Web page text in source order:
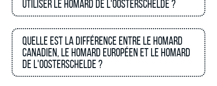
utiliser le homard de l'Oosterschelde ?
Quelle est la différence entre le homard
canadien, le homard européen et le homard
de l'Oosterschelde ?